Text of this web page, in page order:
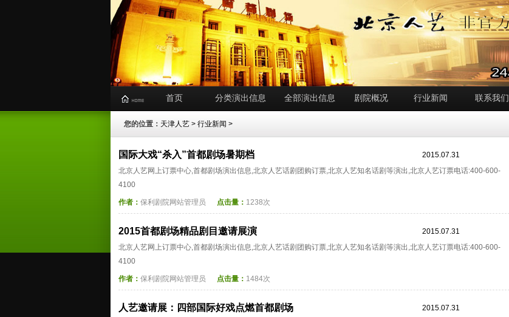
首页 分类演出信息 全部演出信息 剧院概况 行业新闻 联系我们
您的位置： 天津人艺 > 行业新闻 >
国际大戏“杀入”首都剧场暑期档
2015.07.31
北京人艺网上订票中心,首都剧场演出信息,北京人艺话剧团购订票,北京人艺知名话剧等演出,北京人艺订票电话:400-600-
4100
作者： 保利剧院网站管理员 点击量： 1238次
2015首都剧场精品剧目邀请展演
2015.07.31
北京人艺网上订票中心,首都剧场演出信息,北京人艺话剧团购订票,北京人艺知名话剧等演出,北京人艺订票电话:400-600-
4100
作者： 保利剧院网站管理员 点击量： 1484次
人艺邀请展：四部国际好戏点燃首都剧场
2015.07.31